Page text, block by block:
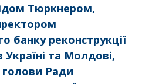
Тюркнером,
банку реконструкції
Україні та Молдові,
Ради